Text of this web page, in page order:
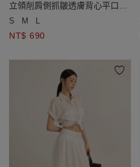
立領削肩側抓皺透膚背心平口小
可愛套裝
S M L
NT$ 690